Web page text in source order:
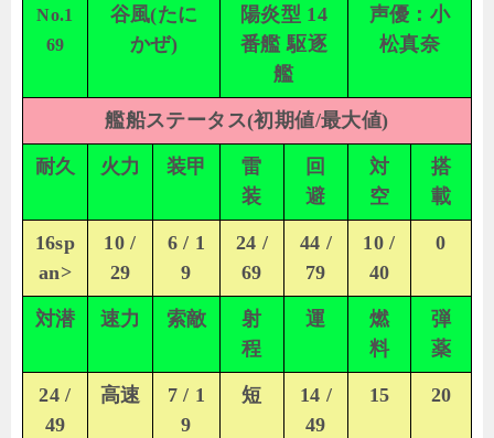
No.1
69
谷風(たに
かぜ)
陽炎型 14
番艦 駆逐
艦
声優：小
松真奈
艦船ステータス(初期値/最大値)
耐久 火力 装甲
雷
装
回
避
対
空
搭
載
16sp
an>
10 /
29
6 / 1
9
24 /
69
44 /
79
10 /
40
0
対潜 速力 索敵
射
程
運
燃
料
弾
薬
24 /
49
高速
7 / 1
9
短
14 /
49
15 20